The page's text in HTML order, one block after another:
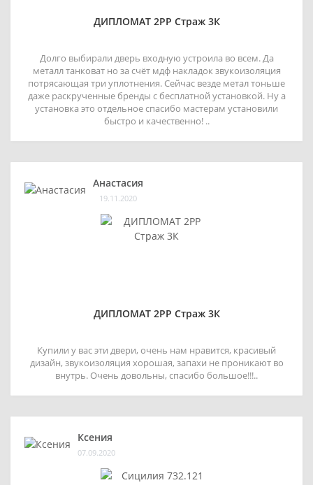
ДИПЛОМАТ 2РР Страж 3К
Долго выбирали дверь входную устроила во всем. Да
металл танковат но за счёт мдф накладок звукоизоляция
потрясающая три уплотнения. Сейчас везде метал тоньше
даже раскрученные бренды с бесплатной установкой. Ну а
установка это отдельное спасибо мастерам установили
быстро и качественно! ..
Анастасия
19.11.2020
ДИПЛОМАТ 2РР Страж 3К
Купили у вас эти двери, очень нам нравится, красивый
дизайн, звукоизоляция хорошая, запахи не проникают во
внутрь. Очень довольны, спасибо большое!!!..
Ксения
07.09.2020